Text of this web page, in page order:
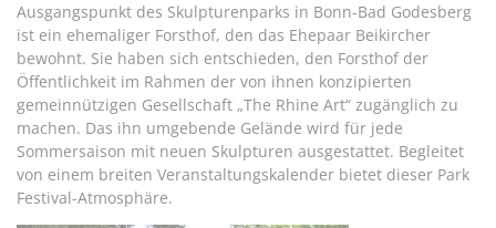
Ausgangspunkt des Skulpturenparks in Bonn-Bad Godesberg
ist ein ehemaliger Forsthof, den das Ehepaar Beikircher
bewohnt. Sie haben sich entschieden, den Forsthof der
Öffentlichkeit im Rahmen der von ihnen konzipierten
gemeinnützigen Gesellschaft „The Rhine Art“ zugänglich zu
machen. Das ihn umgebende Gelände wird für jede
Sommersaison mit neuen Skulpturen ausgestattet. Begleitet
von einem breiten Veranstaltungskalender bietet dieser Park
Festival-Atmosphäre.